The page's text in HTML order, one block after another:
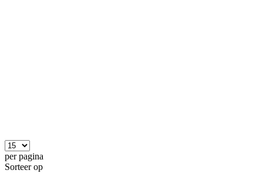
per pagina
Sorteer op